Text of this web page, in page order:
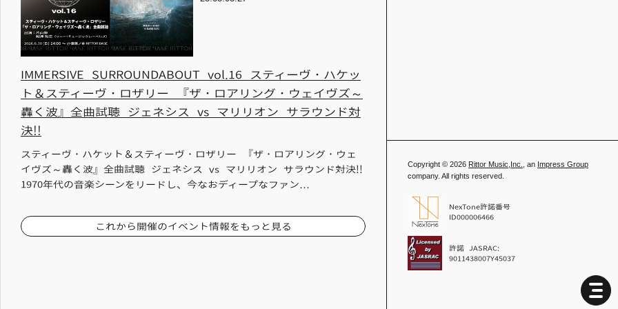
IMMERSIVE SURROUNDABOUT vol.16 スティーヴ・ハケッ
ト＆スティーヴ・ロザリー 『ザ・ロアリング・ウェイヴズ～
轟く波』全曲試聴 ジェネシス vs マリリオン サラウンド対
決!!
スティーヴ・ハケット＆スティーヴ・ロザリー 『ザ・ロアリング・ウェ
イヴズ～轟く波』全曲試聴 ジェネシス vs マリリオン サラウンド対決!!
1970年代の音楽シーンをリードし、今なおディープなファン…
これから開催のイベント情報をもっと見る
Copyright © 2026 Rittor Music,Inc., an Impress Group
company. All rights reserved.
NexTone許諾番号
ID000006466
許諾 JASRAC:
9011438007Y45037